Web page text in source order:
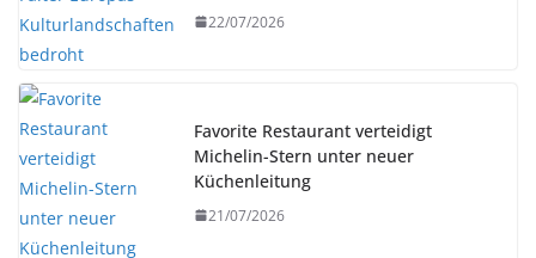
22/07/2026
Favorite Restaurant verteidigt
Michelin-Stern unter neuer
Küchenleitung
21/07/2026